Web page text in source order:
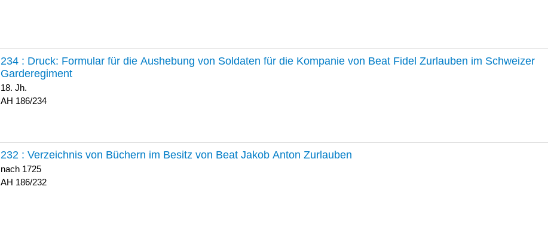
234 : Druck: Formular für die Aushebung von Soldaten für die Kompanie von Beat Fidel Zurlauben im Schweizer
Garderegiment
18. Jh.
186/234
232 : Verzeichnis von Büchern im Besitz von Beat Jakob Anton Zurlauben
nach 1725
186/232